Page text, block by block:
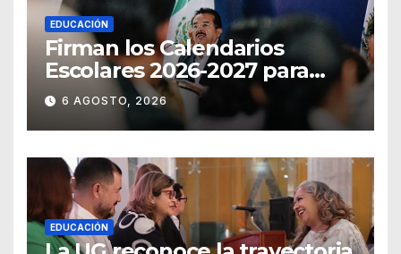
EDUCACIÓN
Firman los Calendarios
Escolares 2026-2027 para
Guanajuato
6 AGOSTO, 2026
EDUCACIÓN